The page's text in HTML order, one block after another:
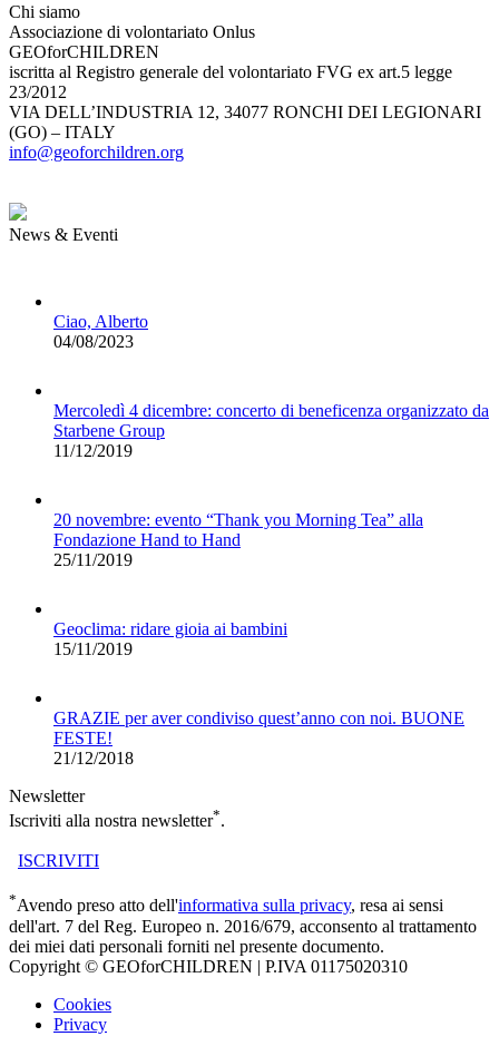
Chi siamo
Associazione di volontariato Onlus
GEOforCHILDREN
iscritta al Registro generale del volontariato FVG ex art.5 legge
23/2012
VIA DELL’INDUSTRIA 12, 34077 RONCHI DEI LEGIONARI
(GO) – ITALY
info@geoforchildren.org
News & Eventi
Ciao, Alberto
04/08/2023
Mercoledì 4 dicembre: concerto di beneficenza organizzato da
Starbene Group
11/12/2019
20 novembre: evento “Thank you Morning Tea” alla
Fondazione Hand to Hand
25/11/2019
Geoclima: ridare gioia ai bambini
15/11/2019
GRAZIE per aver condiviso quest’anno con noi. BUONE
FESTE!
21/12/2018
Newsletter
Iscriviti alla nostra newsletter*.
ISCRIVITI
*Avendo preso atto dell'informativa sulla privacy, resa ai sensi
dell'art. 7 del Reg. Europeo n. 2016/679, acconsento al trattamento
dei miei dati personali forniti nel presente documento.
Copyright © GEOforCHILDREN | P.IVA 01175020310
Cookies
Privacy